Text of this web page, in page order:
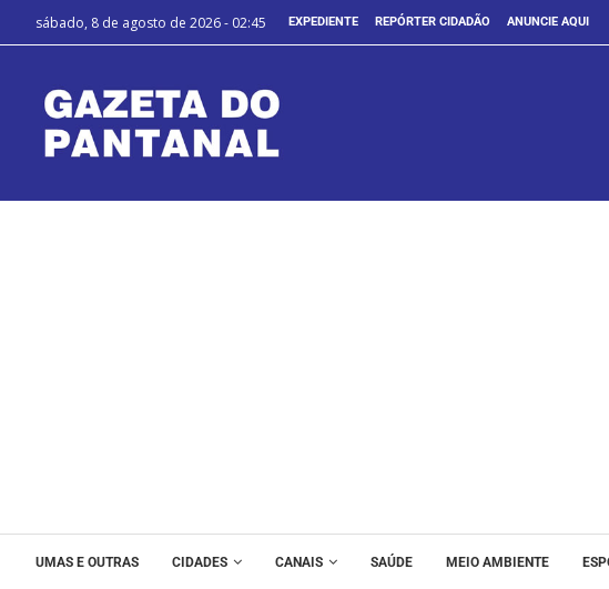
sábado, 8 de agosto de 2026 - 02:45 EXPEDIENTE REPÓRTER CIDADÃO ANUNCIE AQUI
UMAS E OUTRAS CIDADES CANAIS SAÚDE MEIO AMBIENTE